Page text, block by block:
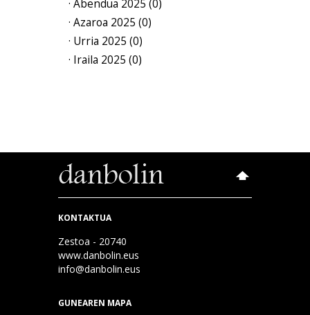
· Abendua 2025 (0)
· Azaroa 2025 (0)
· Urria 2025 (0)
· Iraila 2025 (0)
KONTAKTUA
Zestoa - 20740
www.danbolin.eus
info@danbolin.eus
GUNEAREN MAPA